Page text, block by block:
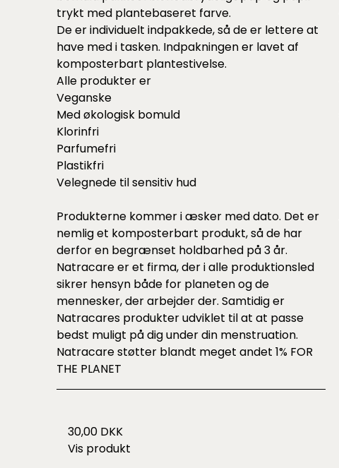
trykt med plantebaseret farve.
De er individuelt indpakkede, så de er lettere at
have med i tasken. Indpakningen er lavet af
komposterbart plantestivelse.
Alle produkter er
Veganske
Med økologisk bomuld
Klorinfri
Parfumefri
Plastikfri
Velegnede til sensitiv hud
Produkterne kommer i æsker med dato. Det er
nemlig et komposterbart produkt, så de har
derfor en begrænset holdbarhed på 3 år.
Natracare er et firma, der i alle produktionsled
sikrer hensyn både for planeten og de
mennesker, der arbejder der. Samtidig er
Natracares produkter udviklet til at at passe
bedst muligt på dig under din menstruation.
Natracare støtter blandt meget andet 1% FOR
THE PLANET
30,00 DKK
Vis produkt